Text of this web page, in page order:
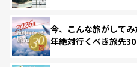
今、こんな旅がして
年絶対行くべき旅先30